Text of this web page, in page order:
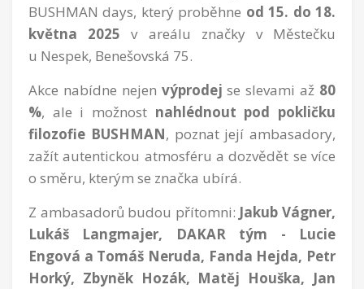
BUSHMAN days, který proběhne od 15. do 18.
května 2025
v areálu značky v Městečku
u Nespek, Benešovská 75.
Akce nabídne nejen výprodej se slevami až 80
%, ale i možnost nahlédnout pod pokličku
filozofie BUSHMAN, poznat její ambasadory,
zažít autentickou atmosféru a dozvědět se více
o směru, kterým se značka ubírá.
Z ambasadorů budou přítomni: Jakub Vágner,
Lukáš Langmajer, DAKAR tým - Lucie
Engová a Tomáš Neruda, Fanda Hejda, Petr
Horký, Zbyněk Hozák, Matěj Houška, Jan